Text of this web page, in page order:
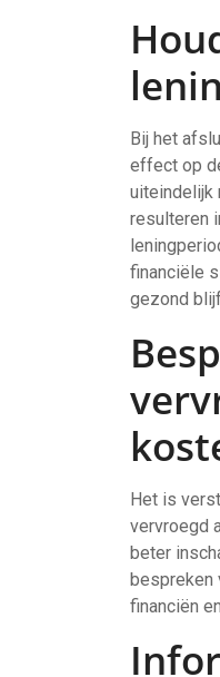
Bij het
effect op
uiteindelijk
resulteren
financiële
gezond
Het is
vervroegd
beter
bespreken
financiën